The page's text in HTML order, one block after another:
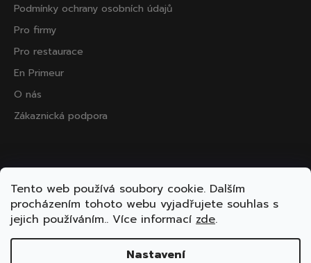
Tento web používá soubory cookie. Dalším
procházením tohoto webu vyjadřujete souhlas s
jejich používáním.. Více informací zde.
Nastavení
Podmínky ochrany osobních údajů
Pro firmy
Pro restaurace
En Primeur
O nás
Zákaznická podpora
Přijímáme online platby